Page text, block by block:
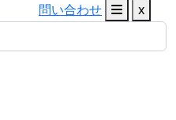
問い合わせ
x